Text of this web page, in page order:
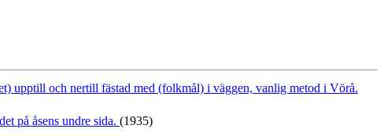
upptill och nertill fästad med (folkmål) i väggen, vanlig metod i Vörå.
på åsens undre sida. (1935)